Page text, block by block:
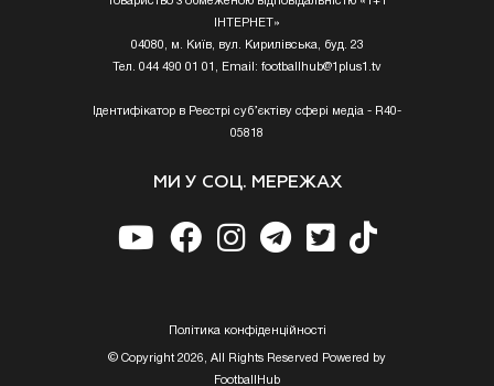
ІНТЕРНЕТ»
04080, м. Київ, вул. Кирилівська, буд. 23
Тел. 044 490 01 01, Email: footballhub@1plus1.tv
Ідентифікатор в Реєстрі суб’єктіву сфері медіа - R40-
05818
МИ У СОЦ. МЕРЕЖАХ
Полiтика конфiденцiйностi
© Copyright 2026, All Rights Reserved Powered by
FootballHub